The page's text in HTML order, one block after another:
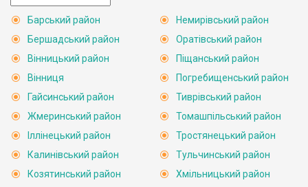
Барський район
Бершадський район
Вінницький район
Вінниця
Гайсинський район
Жмеринський район
Іллінецький район
Калинівський район
Козятинський район
Немирівський район
Оратівський район
Піщанський район
Погребищенський район
Тиврівський район
Томашпільський район
Тростянецький район
Тульчинський район
Хмільницький район